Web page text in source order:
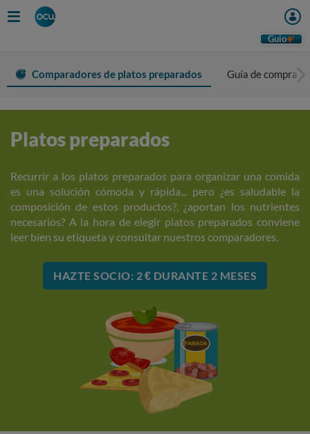
Guio
Comparadores de platos preparados Guía de compra
Platos preparados
Recurrir a los platos preparados para organizar una comida
es una solución cómoda y rápida... pero ¿es saludable la
composición de estos productos?, ¿aportan los nutrientes
necesarios? A la hora de elegir platos preparados conviene
leer bien su etiqueta y consultar nuestros comparadores.
HAZTE SOCIO: 2 € DURANTE 2 MESES